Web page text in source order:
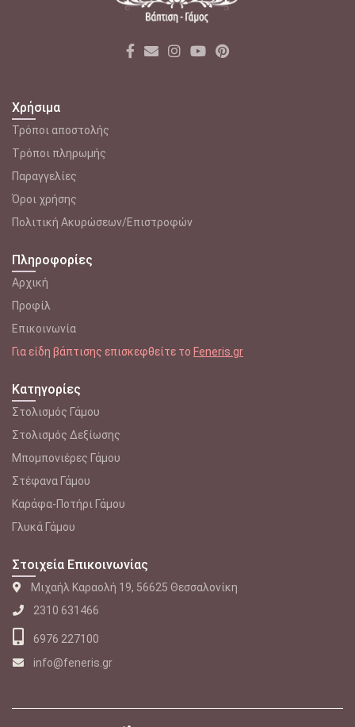
Χρήσιμα
Τρόποι αποστολής
Tρόποι πληρωμής
Παραγγελίες
Όροι χρήσης
Πολιτική Ακυρώσεων/Επιστροφών
Πληροφορίες
Αρχική
Προφίλ
Επικοινωνία
Για είδη βάπτισης επισκεφθείτε το Feneris.gr
Κατηγορίες
Στολισμός Γάμου
Στολισμός Δεξίωσης
Μπομπονιέρες Γάμου
Στέφανα Γάμου
Καράφα-Ποτήρι Γάμου
Γλυκά Γάμου
Στοιχεία Επικοινωνίας
Μιχαήλ Καραολή 19, 56625 Θεσσαλονίκη
2310 631466
6976 227100
info@feneris.gr